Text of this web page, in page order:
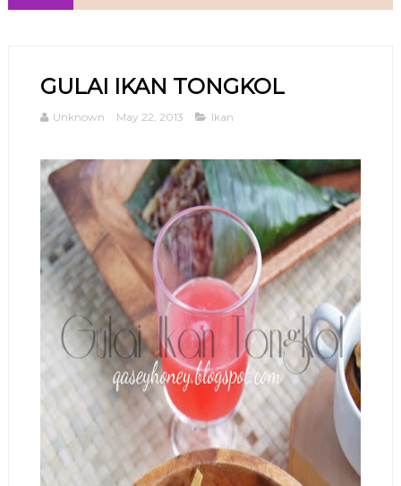
GULAI IKAN TONGKOL
Unknown May 22, 2013 Ikan